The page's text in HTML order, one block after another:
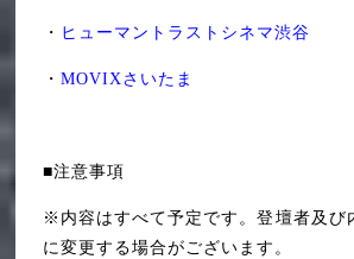
・ ヒューマントラストシネマ渋谷
・ MOVIXさいたま
■注意事項
※内容はすべて予定です。登壇者及び
に変更する場合がございます。